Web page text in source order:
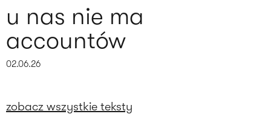
u nas nie ma
accountów
02.06.26
zobacz wszystkie teksty